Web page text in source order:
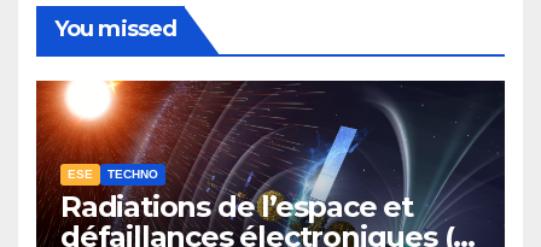
You missed
ESE TECHNO
Radiations de l’espace et
défaillances électroniques (1-